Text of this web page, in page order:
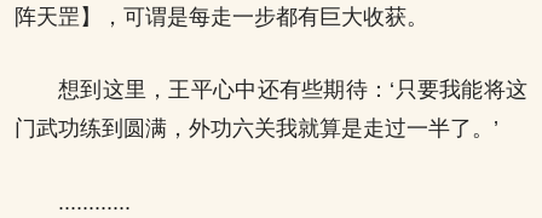
阵天罡】，可谓是每走一步都有巨大收获。
想到这里，王平心中还有些期待：‘只要我能将这
门武功练到圆满，外功六关我就算是走过一半了。’
............